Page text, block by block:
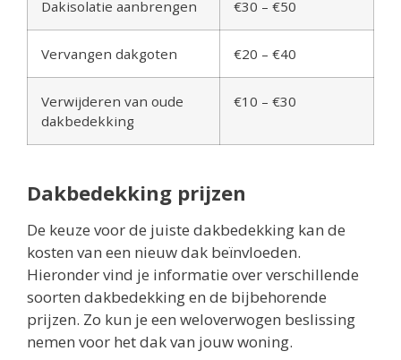
Dakisolatie aanbrengen €30 – €50
Vervangen dakgoten €20 – €40
Verwijderen van oude
dakbedekking
€10 – €30
Dakbedekking prijzen
De keuze voor de juiste dakbedekking kan de
kosten van een nieuw dak beïnvloeden.
Hieronder vind je informatie over verschillende
soorten dakbedekking en de bijbehorende
prijzen. Zo kun je een weloverwogen beslissing
nemen voor het dak van jouw woning.